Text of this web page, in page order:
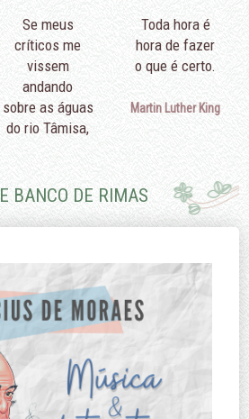
Se meus
críticos me
vissem
andando
sobre as águas
do rio Tâmisa,
sei nadar.
Toda hora é
hora de fazer
o que é certo.
Martin Luther King
BANCO DE RIMAS